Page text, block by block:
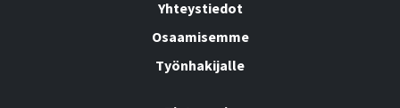
Yhteystiedot
Osaamisemme
Työnhakijalle